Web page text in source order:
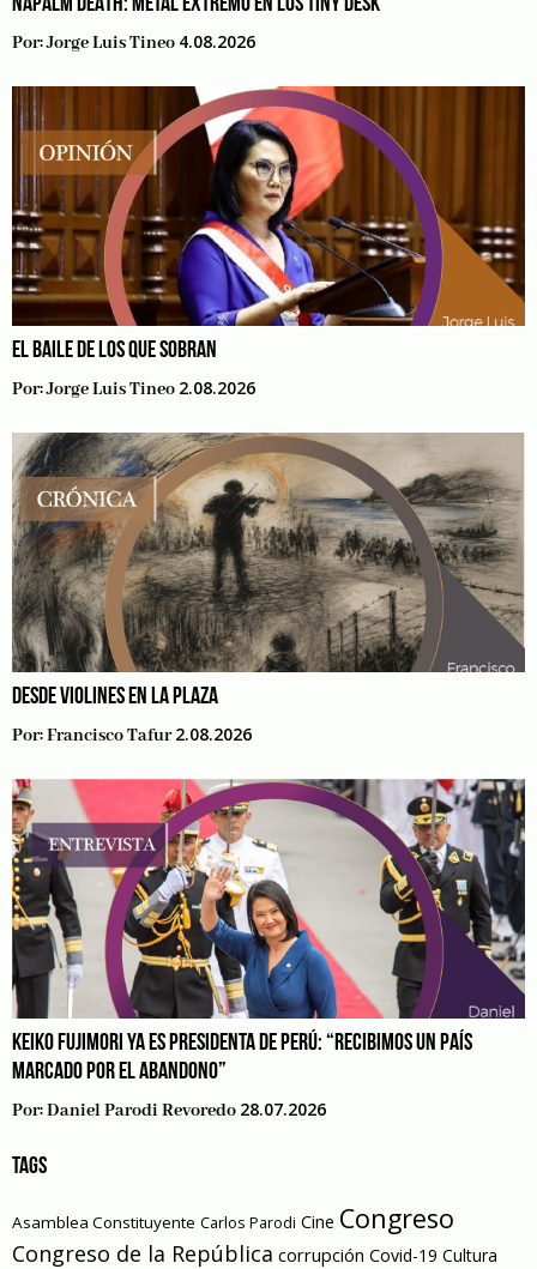
NAPALM DEATH: METAL EXTREMO EN LOS TINY DESK
Por:Jorge Luis Tineo 4.08.2026
EL BAILE DE LOS QUE SOBRAN
Por:Jorge Luis Tineo 2.08.2026
DESDE VIOLINES EN LA PLAZA
Por:Francisco Tafur 2.08.2026
KEIKO FUJIMORI YA ES PRESIDENTA DE PERÚ: “RECIBIMOS UN PAÍS
MARCADO POR EL ABANDONO”
Por:Daniel Parodi Revoredo 28.07.2026
TAGS
Asamblea Constituyente Carlos Parodi Cine Congreso
Congreso de la República corrupción Covid-19 Cultura